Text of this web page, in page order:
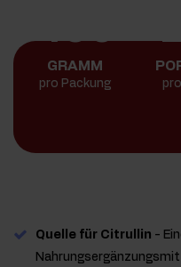
400
GRAMM
pro Packung
Quelle für Citrullin -